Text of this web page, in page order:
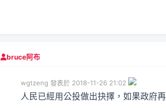
bruce阿布
wgtzeng 發表於 2018-11-26 21:02
人民已經用公投做出抉擇，如果政府